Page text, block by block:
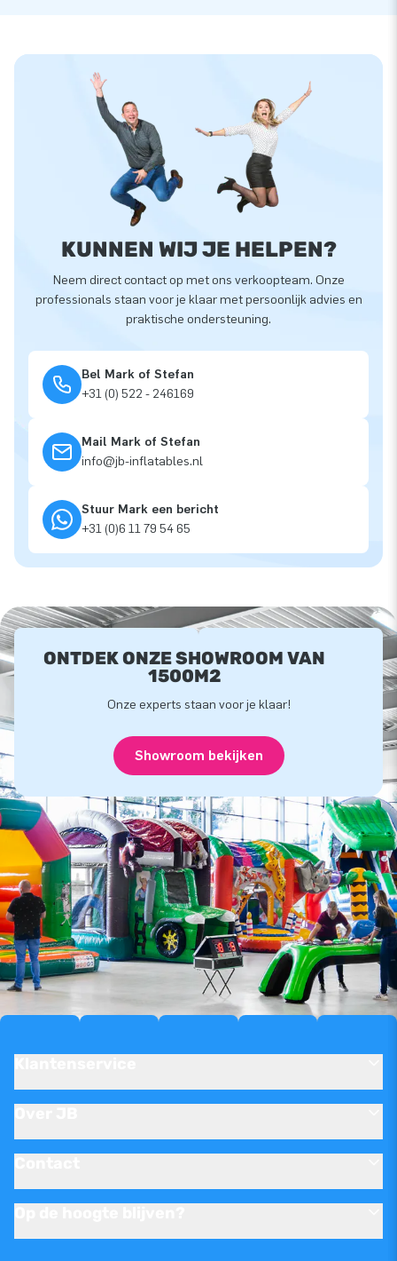
KUNNEN WIJ JE HELPEN?
Neem direct contact op met ons verkoopteam. Onze
professionals staan voor je klaar met persoonlijk advies en
praktische ondersteuning.
Bel Mark of Stefan
+31 (0) 522 - 246169
Mail Mark of Stefan
info@jb-inflatables.nl
Stuur Mark een bericht
+31 (0)6 11 79 54 65
ONTDEK ONZE SHOWROOM VAN
1500M2
Onze experts staan voor je klaar!
Showroom bekijken